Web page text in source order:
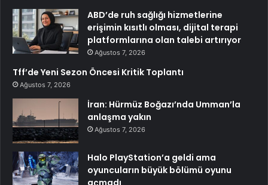
ABD’de ruh sağlığı hizmetlerine
erişimin kısıtlı olması, dijital terapi
platformlarına olan talebi artırıyor
Ağustos 7, 2026
Tff’de Yeni Sezon Öncesi Kritik Toplantı
Ağustos 7, 2026
İran: Hürmüz Boğazı’nda Umman’la
anlaşma yakın
Ağustos 7, 2026
Halo PlayStation’a geldi ama
oyuncuların büyük bölümü oyunu
açmadı